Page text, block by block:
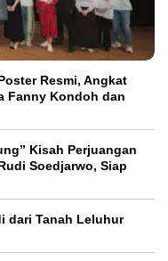
Resmi, Angkat
Fanny Kondoh dan
Kisah Perjuangan
Soedjarwo, Siap
dari Tanah Leluhur